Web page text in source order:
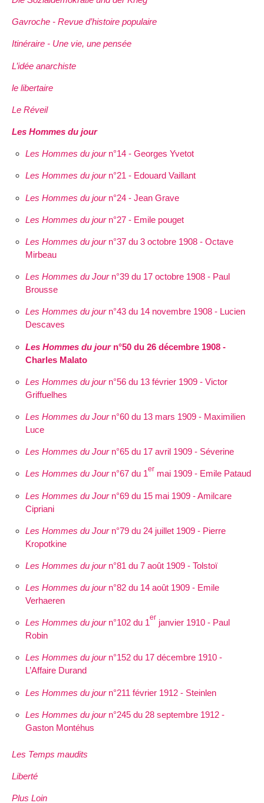
Gavroche - Revue d’histoire populaire
Itinéraire - Une vie, une pensée
L’idée anarchiste
le libertaire
Le Réveil
Les Hommes du jour
Les Hommes du journ°14 - Georges Yvetot
Les Hommes du journ°21 - Edouard Vaillant
Les Hommes du journ°24 - Jean Grave
Les Hommes du journ°27 - Emile pouget
Les Hommes du journ°37 du 3 octobre 1908 - Octave
Mirbeau
Les Hommes du Journ°39 du 17 octobre 1908 - Paul
Brousse
Les Hommes du journ°43 du 14 novembre 1908 - Lucien
Descaves
Les Hommes du journ°50 du 26 décembre 1908 -
Charles Malato
Les Hommes du journ°56 du 13 février 1909 - Victor
Griffuelhes
Les Hommes du Journ°60 du 13 mars 1909 - Maximilien
Luce
Les Hommes du Journ°65 du 17 avril 1909 - Séverine
Les Hommes du Journ°67 du 1er mai 1909 - Emile Pataud
Les Hommes du Journ°69 du 15 mai 1909 - Amilcare
Cipriani
Les Hommes du Journ°79 du 24 juillet 1909 - Pierre
Kropotkine
Les Hommes du journ°81 du 7 août 1909 - Tolstoï
Les Hommes du journ°82 du 14 août 1909 - Emile
Verhaeren
Les Hommes du journ°102 du 1er janvier 1910 - Paul
Robin
Les Hommes du journ°152 du 17 décembre 1910 -
L’Affaire Durand
Les Hommes du journ°211 février 1912 - Steinlen
Les Hommes du journ°245 du 28 septembre 1912 -
Gaston Montéhus
Les Temps maudits
Liberté
Plus Loin